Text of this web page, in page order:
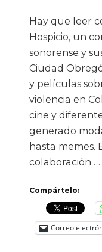
Hay que leer
Hospicio, un
sonorense y
Ciudad
y películas
violencia en
cine y
generado
hasta memes.
colaboración …
Compártelo:
Correo